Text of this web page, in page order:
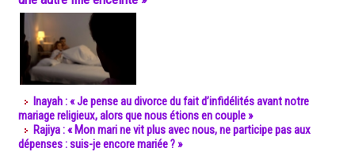
Inayah : « Je pense au divorce du fait d’infidélités avant notre
mariage religieux, alors que nous étions en couple »
Rajiya : « Mon mari ne vit plus avec nous, ne participe pas aux
dépenses : suis-je encore mariée ? »